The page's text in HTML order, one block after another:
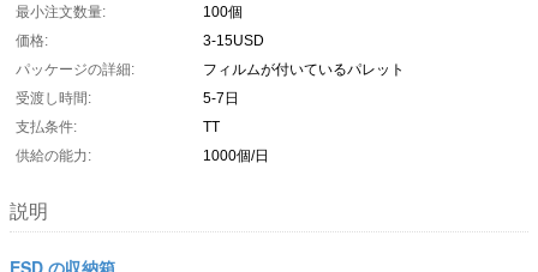
最小注文数量:
100個
価格:
3-15USD
パッケージの詳細:
フィルムが付いているパレット
受渡し時間:
5-7日
支払条件:
TT
供給の能力:
1000個/日
説明
ESD の収納箱